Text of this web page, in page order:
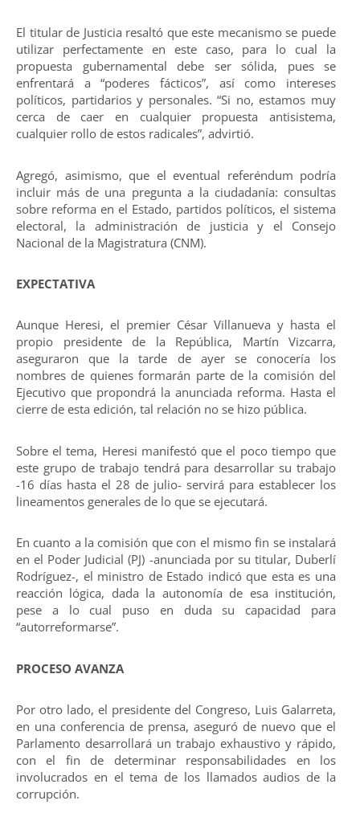
El titular de Justicia resaltó que este mecanismo se puede
utilizar perfectamente en este caso, para lo cual la
propuesta gubernamental debe ser sólida, pues se
enfrentará a “poderes fácticos”, así como intereses
políticos, partidarios y personales. “Si no, estamos muy
cerca de caer en cualquier propuesta antisistema,
cualquier rollo de estos radicales”, advirtió.
Agregó, asimismo, que el eventual referéndum podría
incluir más de una pregunta a la ciudadanía: consultas
sobre reforma en el Estado, partidos políticos, el sistema
electoral, la administración de justicia y el Consejo
Nacional de la Magistratura (CNM).
EXPECTATIVA
Aunque Heresi, el premier César Villanueva y hasta el
propio presidente de la República, Martín Vizcarra,
aseguraron que la tarde de ayer se conocería los
nombres de quienes formarán parte de la comisión del
Ejecutivo que propondrá la anunciada reforma. Hasta el
cierre de esta edición, tal relación no se hizo pública.
Sobre el tema, Heresi manifestó que el poco tiempo que
este grupo de trabajo tendrá para desarrollar su trabajo
-16 días hasta el 28 de julio- servirá para establecer los
lineamentos generales de lo que se ejecutará.
En cuanto a la comisión que con el mismo fin se instalará
en el Poder Judicial (PJ) -anunciada por su titular, Duberlí
Rodríguez-, el ministro de Estado indicó que esta es una
reacción lógica, dada la autonomía de esa institución,
pese a lo cual puso en duda su capacidad para
“autorreformarse”.
PROCESO AVANZA
Por otro lado, el presidente del Congreso, Luis Galarreta,
en una conferencia de prensa, aseguró de nuevo que el
Parlamento desarrollará un trabajo exhaustivo y rápido,
con el fin de determinar responsabilidades en los
involucrados en el tema de los llamados audios de la
corrupción.